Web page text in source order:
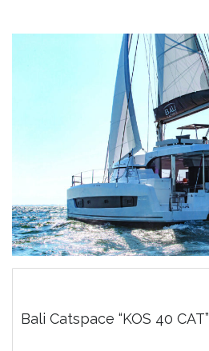
Bali Catspace “KOS 40 CAT”